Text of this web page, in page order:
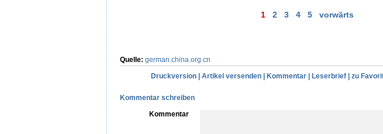
1 2 3 4 5 vorwärts
Quelle: german.china.org.cn
Druckversion
Artikel versenden Kommentar Leserbrief zu
Kommentar schreiben
Kommentar